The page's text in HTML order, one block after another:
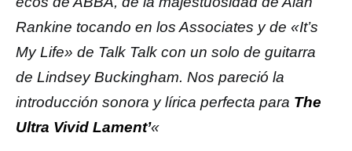
Rankine tocando en los Associates y de «It’s
My Life» de Talk Talk con un solo de guitarra
de Lindsey Buckingham. Nos pareció la
introducción sonora y lírica perfecta para The
Ultra Vivid Lament’«